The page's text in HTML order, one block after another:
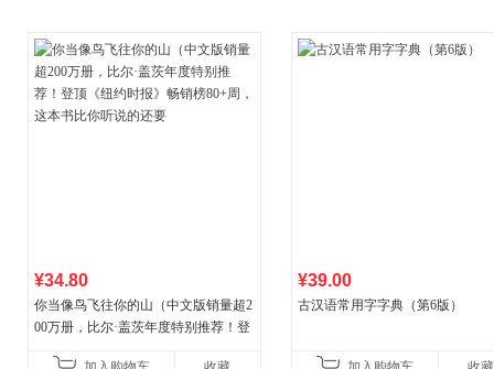
¥34.80
你当像鸟飞往你的山（中文版销量超2
00万册，比尔·盖茨年度特别推荐！登
¥39.00
古汉语常用字字典（第6版）